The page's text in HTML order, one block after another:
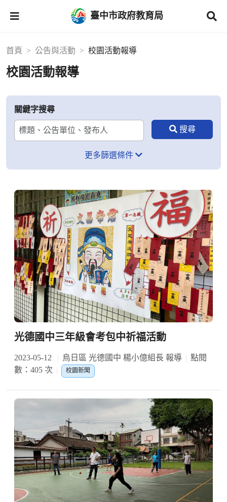
臺中市政府教育局
首頁 公告與活動 校園活動報導
校園活動報導
關鍵字搜尋
更多篩選條件
光德國中三年級會考包中祈福活動
2023-05-12 烏日區 光德國中 楊小億組長 報導
點閱
數：405 次
校園新聞